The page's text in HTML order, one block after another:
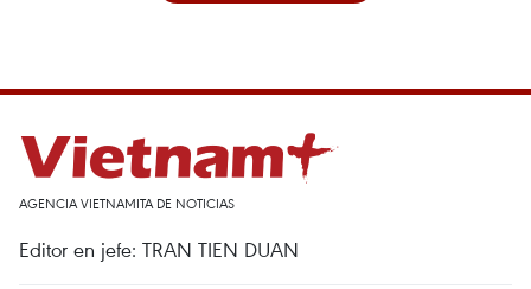
AGENCIA VIETNAMITA DE NOTICIAS
Editor en jefe: TRAN TIEN DUAN